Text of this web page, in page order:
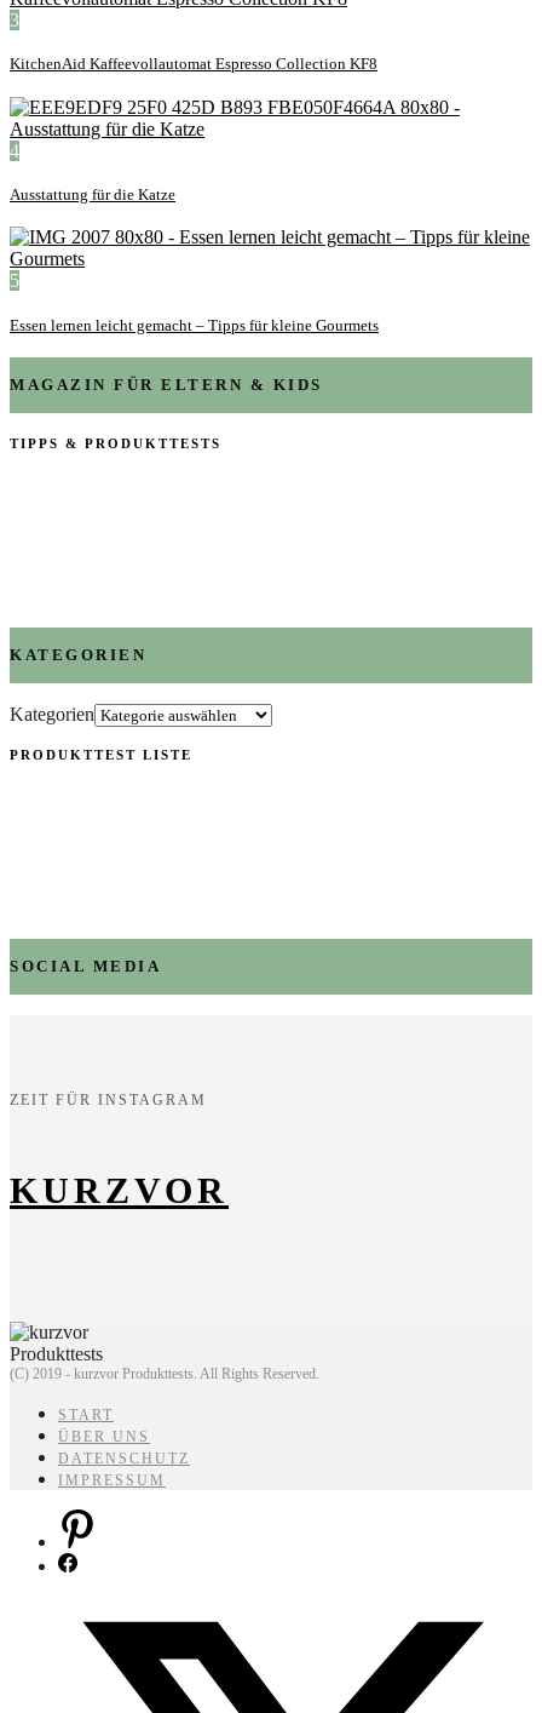
3
KitchenAid Kaffeevollautomat Espresso Collection KF8
4
Ausstattung für die Katze
5
Essen lernen leicht gemacht – Tipps für kleine Gourmets
MAGAZIN FÜR ELTERN & KIDS
TIPPS & PRODUKTTESTS
KATEGORIEN
Kategorien
PRODUKTTEST LISTE
SOCIAL MEDIA
ZEIT FÜR INSTAGRAM
KURZVOR
(C) 2019 - kurzvor Produkttests. All Rights Reserved.
START
ÜBER UNS
DATENSCHUTZ
IMPRESSUM